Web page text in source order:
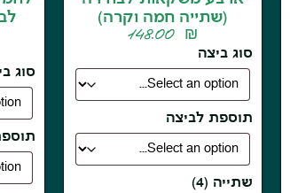
(שתייה חמה וקרה)
148.00 ₪
סוג ביצה
תוספת לביצה
שתייה (4)
סוג